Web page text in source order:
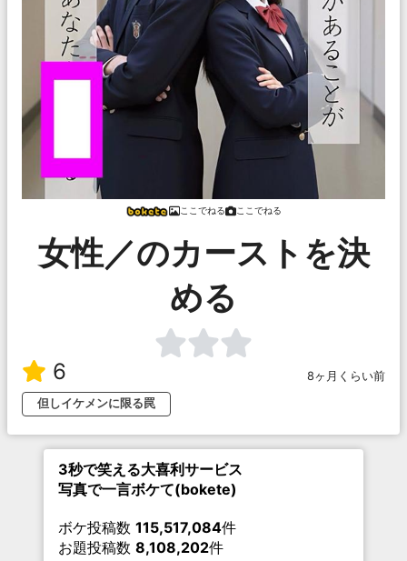
ここでねる ここでねる
女性／のカーストを決
める
6
8ヶ月くらい前
但しイケメンに限る罠
3秒で笑える大喜利サービス
写真で一言ボケて(bokete)
ボケ投稿数 115,517,084件
お題投稿数 8,108,202件